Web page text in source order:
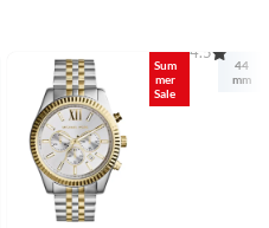
Sum
mer
Sale
4.5
44
mm